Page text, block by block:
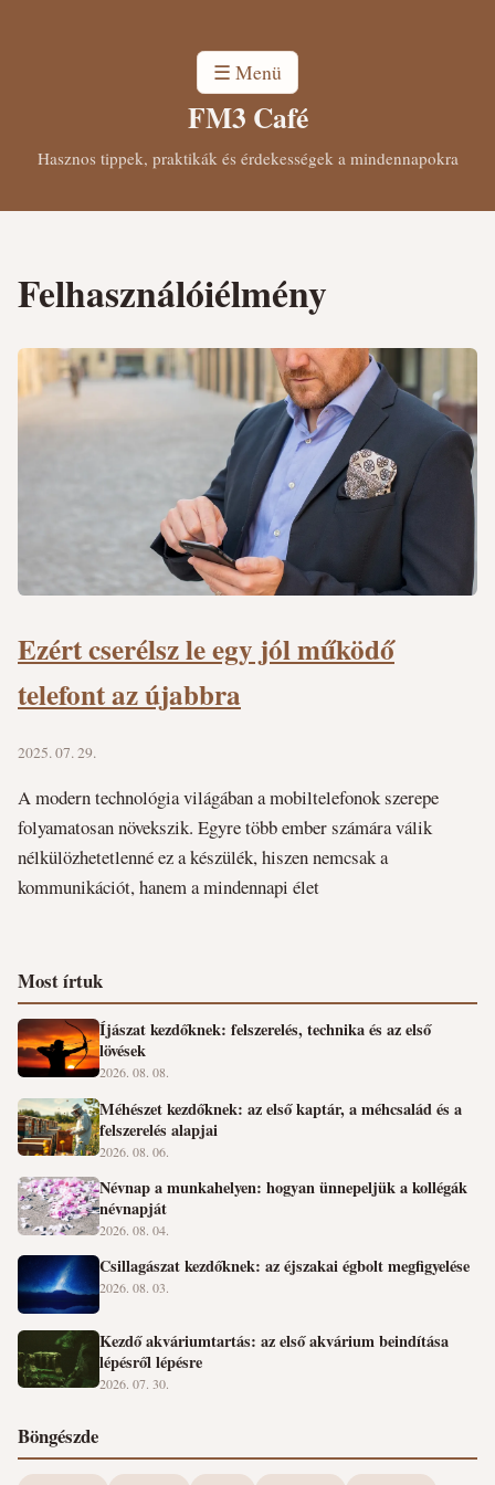
☰ Menü
FM3 Café
Hasznos tippek, praktikák és érdekességek a mindennapokra
Felhasználóiélmény
Ezért cserélsz le egy jól működő
telefont az újabbra
2025. 07. 29.
A modern technológia világában a mobiltelefonok szerepe
folyamatosan növekszik. Egyre több ember számára válik
nélkülözhetetlenné ez a készülék, hiszen nemcsak a
kommunikációt, hanem a mindennapi élet
Most írtuk
Íjászat kezdőknek: felszerelés, technika és az első
lövések
2026. 08. 08.
Méhészet kezdőknek: az első kaptár, a méhcsalád és a
felszerelés alapjai
2026. 08. 06.
Névnap a munkahelyen: hogyan ünnepeljük a kollégák
névnapját
2026. 08. 04.
Csillagászat kezdőknek: az éjszakai égbolt megfigyelése
2026. 08. 03.
Kezdő akváriumtartás: az első akvárium beindítása
lépésről lépésre
2026. 07. 30.
Böngészde